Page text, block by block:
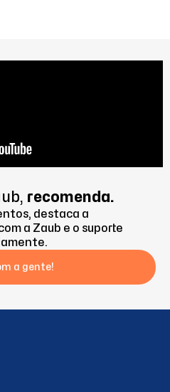
recomenda.
destaca a
a Zaub e o suporte
a gente!